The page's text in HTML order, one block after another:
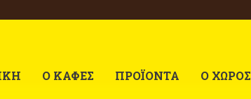
Ο ΚΑΦΕΣ ΠΡΟΪΟΝΤΑ Ο ΧΩΡΟΣ